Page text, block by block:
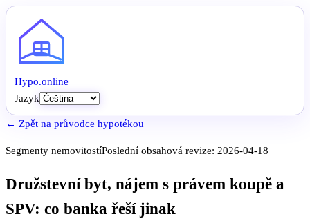
Hypo.online
Jazyk
← Zpět na průvodce hypotékou
Segmenty nemovitostíPoslední obsahová revize: 2026-04-18
Družstevní byt, nájem s právem koupě a
SPV: co banka řeší jinak